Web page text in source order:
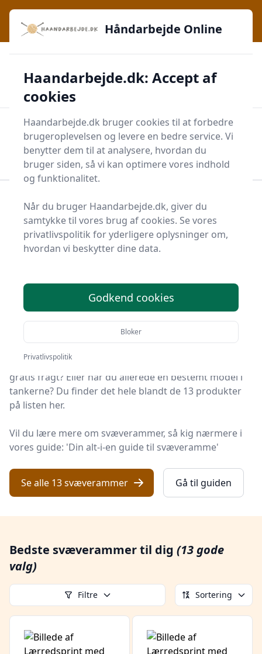
Håndarbejde Online - Inspiration, teknikker og fællesskab -
lige ved hånden
Shopping med sikkerhed ✔️ Altid de bedste priser
Mærker i høj kvalitet
Start søgning
Start søgning
Forside Krea Diverse Kreatilbehør Svæveramme
Bedste svæverammer til
dig - 13 gode valg
Søger du efter de bedste svæverammer? På
Håndarbejde Online har vi udvalgt de 13 mest
populære produkter, så du nemt kan træffe et godt
Leder du efter et godt svæveramme tilbud? Vil du have
gratis fragt? Eller har du allerede en bestemt model i
tankerne? Du finder det hele blandt de 13 produkter
på listen her.
Vil du lære mere om svæverammer, så kig nærmere i
vores guide: 'Din alt-i-en guide til svæveramme'
Se alle 13 svæverammer Gå til guiden
Bedste svæverammer til dig (13 gode
valg)
Filtre Sortering
Håndarbejde Online
Haandarbejde.dk: Accept af
cookies
Haandarbejde.dk bruger cookies til at forbedre
brugeroplevelsen og levere en bedre service. Vi
benytter dem til at analysere, hvordan du
bruger siden, så vi kan optimere vores indhold
og funktionalitet.
Når du bruger Haandarbejde.dk, giver du
samtykke til vores brug af cookies. Se vores
privatlivspolitik for yderligere oplysninger om,
hvordan vi beskytter dine data.
Godkend cookies
Bloker
Privatlivspolitik